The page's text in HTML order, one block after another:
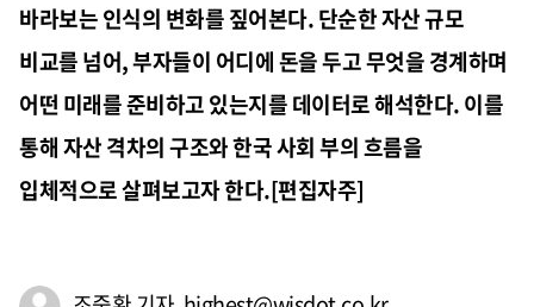
바라보는 인식의 변화를 짚어본다. 단순한 자산 규모
비교를 넘어, 부자들이 어디에 돈을 두고 무엇을 경계하며
어떤 미래를 준비하고 있는지를 데이터로 해석한다. 이를
통해 자산 격차의 구조와 한국 사회 부의 흐름을
입체적으로 살펴보고자 한다.[편집자주]